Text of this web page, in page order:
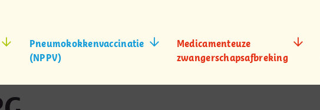
Pneumokokkenvaccinatie
(NPPV)
Medicamenteuze
zwangerschapsafbreking